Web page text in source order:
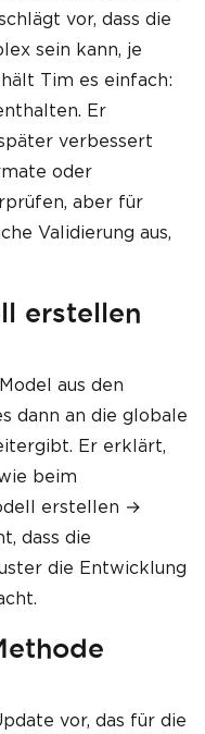
vor, dass die
sein kann, je
Tim es einfach:
Er
verbessert
oder
aber für
Validierung aus,
erstellen
aus den
dann an die globale
Er erklärt,
beim
erstellen →
dass die
die Entwicklung
vor, das für die